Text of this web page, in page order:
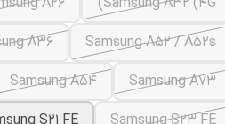
Samsung A32 (4G)
A26
Samsung A52 / A52s
A36
Samsung A73
Samsung A54
Samsung S23 FE
S21 FE